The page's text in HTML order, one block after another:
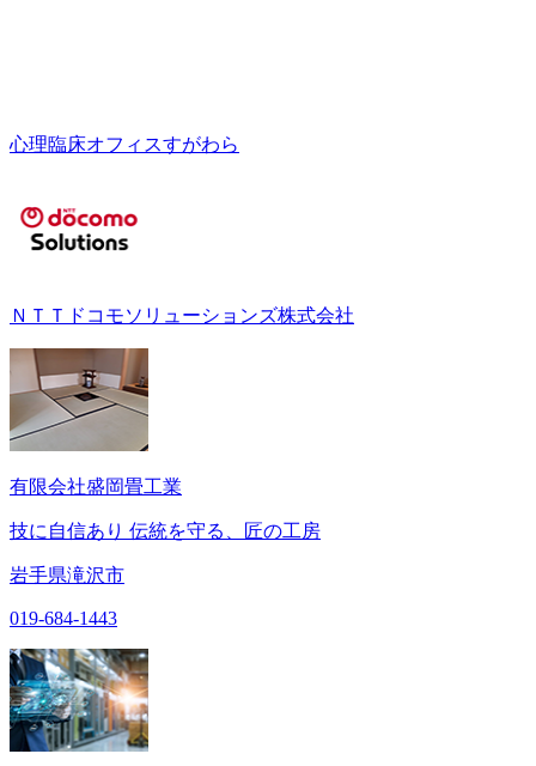
心理臨床オフィスすがわら
ＮＴＴドコモソリューションズ株式会社
有限会社盛岡畳工業
技に自信あり 伝統を守る、匠の工房
岩手県滝沢市
019-684-1443